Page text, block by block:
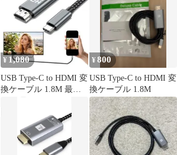
¥ 1,080
USB Type-C to HDMI 変
換ケーブル 1.8M 最先
¥800
USB Type-C to HDMI 変
換ケーブル 1.8M